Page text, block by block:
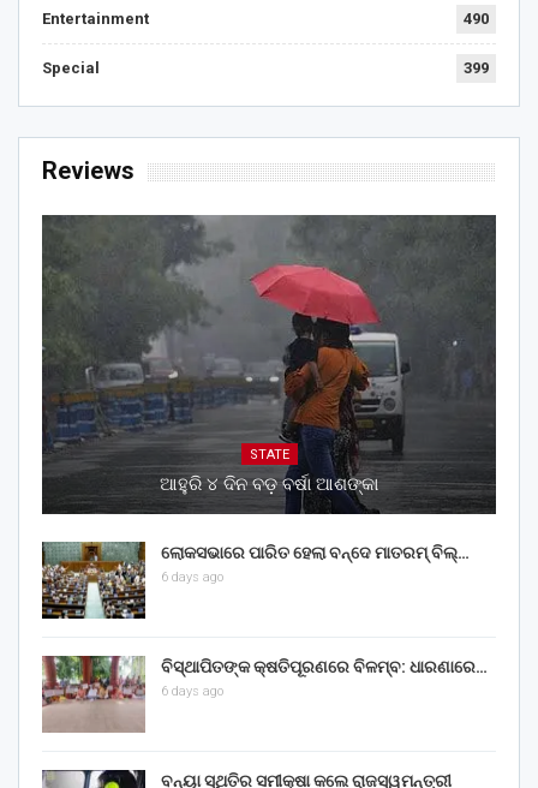
Entertainment 490
Special 399
Reviews
STATE
ଆହୁରି ୪ ଦିନ ବଡ଼ ବର୍ଷା ଆଶଙ୍କା
ଲୋକସଭାରେ ପାରିତ ହେଲା ବନ୍ଦେ ମାତରମ୍‌ ବିଲ୍‌…
6 days ago
ବିସ୍ଥାପିତଙ୍କ କ୍ଷତିପୂରଣରେ ବିଳମ୍ବ: ଧାରଣାରେ…
6 days ago
ବନ୍ୟା ସ୍ଥିତିର ସମୀକ୍ଷା କଲେ ରାଜସ୍ୱମନ୍ତ୍ରୀ